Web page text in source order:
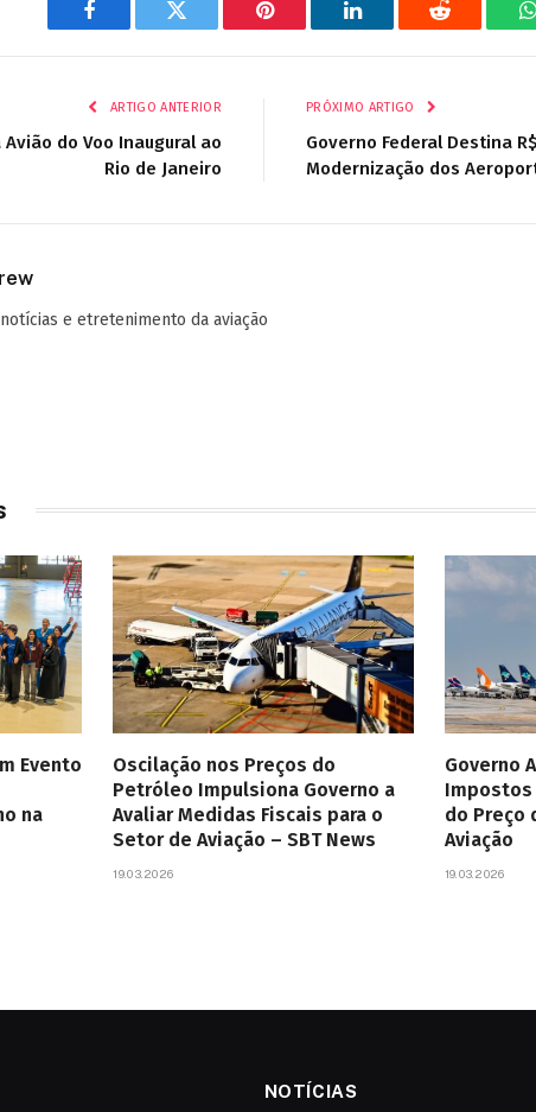
Facebook Twitter Pinterest LinkedIn Reddit
ARTIGO ANTERIOR
do Voo Inaugural ao
Rio de Janeiro
PRÓXIMO ARTIGO
Governo Federal Destina
Modernização dos
e etretenimento da aviação
Evento
na
Oscilação nos Preços do
Petróleo Impulsiona Governo a
Avaliar Medidas Fiscais para o
Setor de Aviação – SBT News
19.03.2026
Governo
Impostos
do Preço
Aviação
19.03.2026
NOTÍCIAS